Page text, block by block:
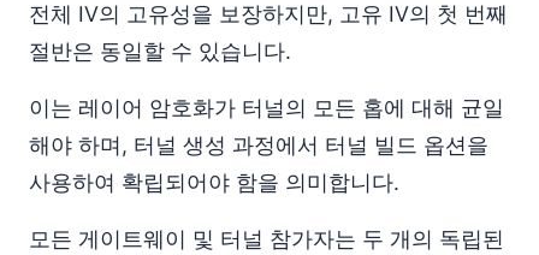
전체 IV의 고유성을 보장하지만, 고유 IV의 첫 번째
절반은 동일할 수 있습니다.
이는 레이어 암호화가 터널의 모든 홉에 대해 균일
해야 하며, 터널 생성 과정에서 터널 빌드 옵션을
사용하여 확립되어야 함을 의미합니다.
모든 게이트웨이 및 터널 참가자는 두 개의 독립된